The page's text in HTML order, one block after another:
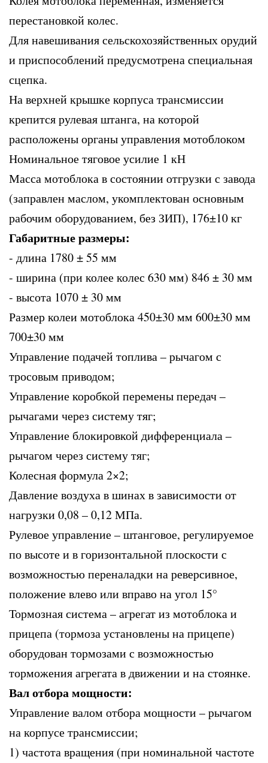
перестановкой колес.
Для навешивания сельскохозяйственных орудий
и приспособлений предусмотрена специальная
сцепка.
На верхней крышке корпуса трансмиссии
крепится рулевая штанга, на которой
расположены органы управления мотоблоком
Номинальное тяговое усилие 1 кН
Масса мотоблока в состоянии отгрузки с завода
(заправлен маслом, укомплектован основным
рабочим оборудованием, без ЗИП), 176±10 кг
Габаритные размеры:
- длина 1780 ± 55 мм
- ширина (при колее колес 630 мм) 846 ± 30 мм
- высота 1070 ± 30 мм
Размер колеи мотоблока 450±30 мм 600±30 мм
700±30 мм
Управление подачей топлива – рычагом с
тросовым приводом;
Управление коробкой перемены передач –
рычагами через систему тяг;
Управление блокировкой дифференциала –
рычагом через систему тяг;
Колесная формула 2×2;
Давление воздуха в шинах в зависимости от
нагрузки 0,08 – 0,12 МПа.
Рулевое управление – штанговое, регулируемое
по высоте и в горизонтальной плоскости с
возможностью переналадки на реверсивное,
положение влево или вправо на угол 15°
Тормозная система – агрегат из мотоблока и
прицепа (тормоза установлены на прицепе)
оборудован тормозами с возможностью
торможения агрегата в движении и на стоянке.
Вал отбора мощности:
Управление валом отбора мощности – рычагом
на корпусе трансмиссии;
1) частота вращения (при номинальной частоте